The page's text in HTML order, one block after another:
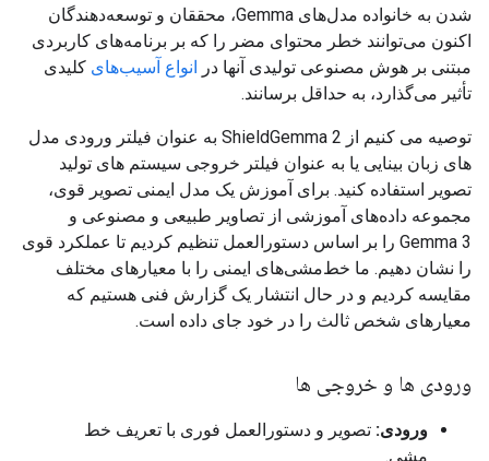
شدن به خانواده مدل‌های Gemma، محققان و توسعه‌دهندگان
اکنون می‌توانند خطر محتوای مضر را که بر برنامه‌های کاربردی
مبتنی بر هوش مصنوعی تولیدی آنها در انواع آسیب‌های کلیدی
تأثیر می‌گذارد، به حداقل برسانند.
توصیه می کنیم از ShieldGemma 2 به عنوان فیلتر ورودی مدل
های زبان بینایی یا به عنوان فیلتر خروجی سیستم های تولید
تصویر استفاده کنید. برای آموزش یک مدل ایمنی تصویر قوی،
مجموعه داده‌های آموزشی از تصاویر طبیعی و مصنوعی و
Gemma 3 را بر اساس دستورالعمل تنظیم کردیم تا عملکرد قوی
را نشان دهیم. ما خط‌مشی‌های ایمنی را با معیارهای مختلف
مقایسه کردیم و در حال انتشار یک گزارش فنی هستیم که
معیارهای شخص ثالث را در خود جای داده است.
ورودی ها و خروجی ها
ورودی: تصویر و دستورالعمل فوری با تعریف خط
مشی.